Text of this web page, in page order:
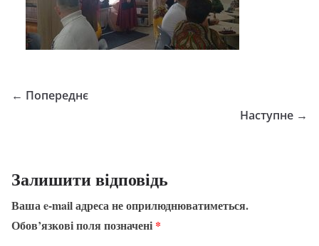
← Попереднє
Наступне →
Залишити відповідь
Ваша e-mail адреса не оприлюднюватиметься.
Обов’язкові поля позначені *